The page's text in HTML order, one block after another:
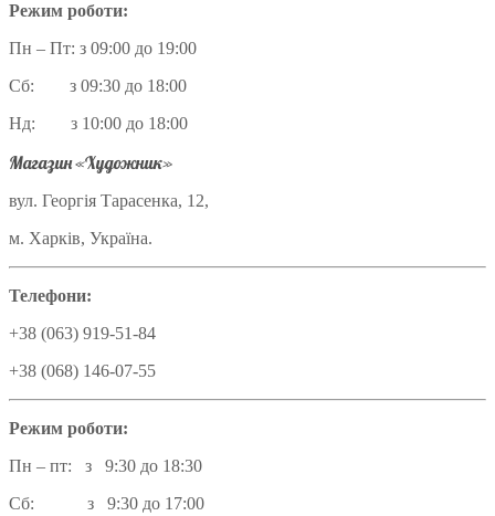
Режим роботи:
Пн – Пт: з 09:00 до 19:00
Сб: з 09:30 до 18:00
Нд: з 10:00 до 18:00
Магазин «Художник»
вул. Георгія Тарасенка, 12,
м. Харків, Україна.
Телефони:
+38 (063) 919-51-84
+38 (068) 146-07-55
Режим роботи:
Пн – пт: з 9:30 до 18:30
Сб: з 9:30 до 17:00